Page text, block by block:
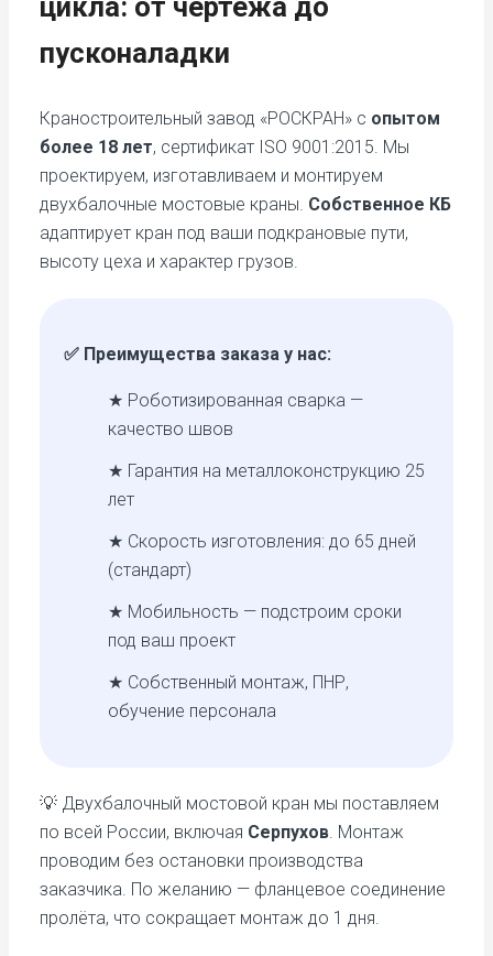
цикла: от чертежа до
пусконаладки
Краностроительный завод «РОСКРАН» с опытом
более 18 лет, сертификат ISO 9001:2015. Мы
проектируем, изготавливаем и монтируем
двухбалочные мостовые краны. Собственное КБ
адаптирует кран под ваши подкрановые пути,
высоту цеха и характер грузов.
✅ Преимущества заказа у нас:
★ Роботизированная сварка —
качество швов
★ Гарантия на металлоконструкцию 25
лет
★ Скорость изготовления: до 65 дней
(стандарт)
★ Мобильность — подстроим сроки
под ваш проект
★ Собственный монтаж, ПНР,
обучение персонала
💡 Двухбалочный мостовой кран мы поставляем
по всей России, включая Серпухов . Монтаж
проводим без остановки производства
заказчика. По желанию — фланцевое соединение
пролёта, что сокращает монтаж до 1 дня.